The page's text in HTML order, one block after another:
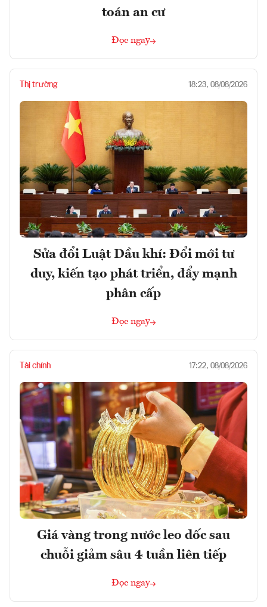
toán an cư
Đọc ngay
Thị trường 18:23, 08/08/2026
Sửa đổi Luật Dầu khí: Đổi mới tư
duy, kiến tạo phát triển, đẩy mạnh
phân cấp
Đọc ngay
Tài chính 17:22, 08/08/2026
Giá vàng trong nước leo dốc sau
chuỗi giảm sâu 4 tuần liên tiếp
Đọc ngay